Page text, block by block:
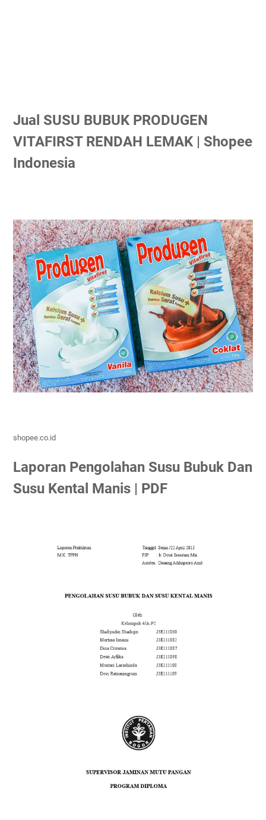
Jual SUSU BUBUK PRODUGEN
VITAFIRST RENDAH LEMAK | Shopee
Indonesia
shopee.co.id
Laporan Pengolahan Susu Bubuk Dan
Susu Kental Manis | PDF